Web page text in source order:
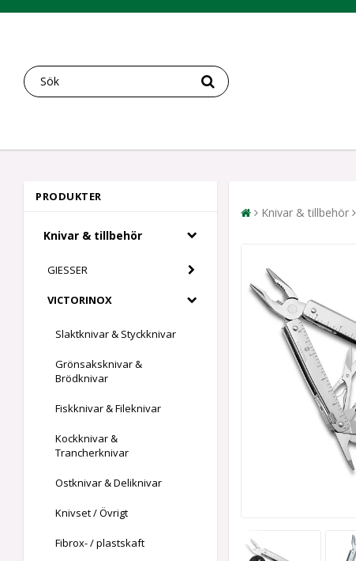
PRODUKTER
Knivar & tillbehör
GIESSER
VICTORINOX
Slaktknivar & Styckknivar
Grönsaksknivar &
Brödknivar
Fiskknivar & Fileknivar
Kockknivar &
Trancherknivar
Ostknivar & Deliknivar
Knivset / Övrigt
Fibrox- / plastskaft
Knivar & tillbehör